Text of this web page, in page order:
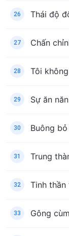
26 Thái độ
27 Chấn
28 Tôi
29 Sự ăn
30 Buông
31 Trung
32 Tinh
33 Gông